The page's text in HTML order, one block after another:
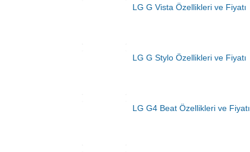
LG G Vista Özellikleri ve Fiyatı
LG G Stylo Özellikleri ve Fiyatı
LG G4 Beat Özellikleri ve Fiyatı